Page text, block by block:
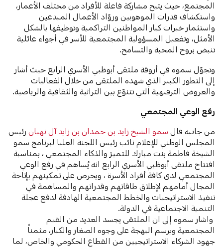
المجتمع، حيث يتيح مشاركة فاعلة للأفراد من مختلف الأعمار،
واستكشاف قدرات الموهوبين وروّاد الأعمال المبدعين
واستثمار خبرات كبار المواطنين التراكمية وتوظيفها بالشكل
الأمثل، وتفعيل المسؤولية المجتمعية للأسر في أجواء عائلية
تنبض بروح المحبة والتسامح.
وتجوّل سموه في أروقة ملتقى أبوظبي الأسري الرابع حيث أشار
إلى التطور الكبير الذي شهده الملتقى من خلال الفعاليات
والعروض الترفيهية التي تتنوّع بين التراثية والثقافية والرياضية.
رفع الوعي المجتمعي
من جانبه قال سمو الشيخ زايد بن حمدان بن زايد آل نهيان رئيس
المجلس الوطني للإعلام نائب رئيس اللجنة العليا لبرنامج سمو
الشيخة فاطمة بنت مبارك للتميز والذكاء المجتمعي ، بمناسبة
افتتاح ملتقى أبوظبي الأسري الرابع انه يُساهم في رفع الوعي
المجتمعي لدى كافة أفراد الأسرة ، ويحرص على تمكينهم بإتاحة
المجال أمامهم لإطلاق طاقاتهم وقدراتهم والمساهمة في
تنفيذ الاستراتيجيات والخطط المجتمعية الهادفة لدفع عجلة
التنمية الاجتماعية في الدولة.
واشار سموه إلى ان الملتقى يجسد العديد من القيم
المجتمعية ويرسم البهجة على وجوه الصغار والكبار، مثمناً
جهود الشركاء الاستراتيجيين من القطاع الحكومي والخاص، لما